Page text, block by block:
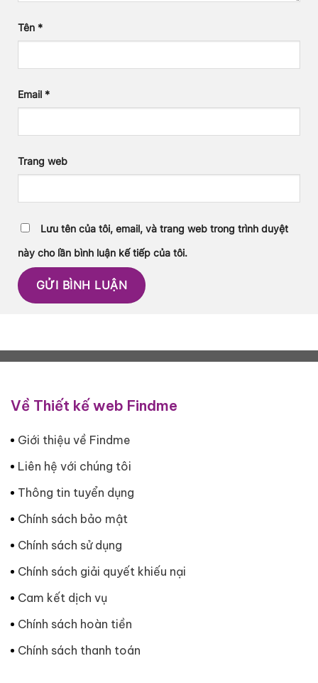
Tên *
Email *
Trang web
Lưu tên của tôi, email, và trang web trong trình duyệt
này cho lần bình luận kế tiếp của tôi.
Về Thiết kế web Findme
Giới thiệu về Findme
Liên hệ với chúng tôi
Thông tin tuyển dụng
Chính sách bảo mật
Chính sách sử dụng
Chính sách giải quyết khiếu nại
Cam kết dịch vụ
Chính sách hoàn tiền
Chính sách thanh toán